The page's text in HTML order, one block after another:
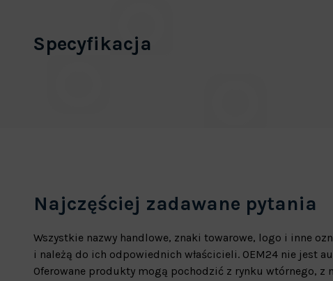
Specyfikacja
Najczęściej zadawane pytania
Wszystkie nazwy handlowe, znaki towarowe, logo i inne
i należą do ich odpowiednich właścicieli. OEM24 nie jest
Oferowane produkty mogą pochodzić z rynku wtórnego, z